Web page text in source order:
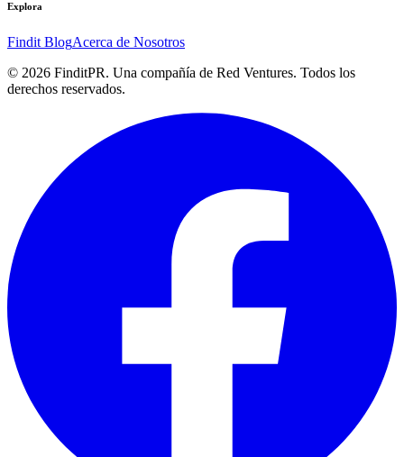
Explora
Findit BlogAcerca de Nosotros
© 2026 FinditPR. Una compañía de Red Ventures. Todos los
derechos reservados.